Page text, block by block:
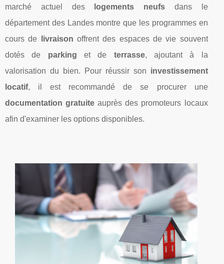
marché actuel des
logements neufs dans le
département des Landes montre que les programmes en
cours de
livraison offrent des espaces de vie souvent
dotés de parking et de terrasse, ajoutant à la
valorisation du bien. Pour réussir son investissement
locatif, il est recommandé de se procurer une
documentation gratuite auprès des promoteurs locaux
afin d'examiner les options disponibles.